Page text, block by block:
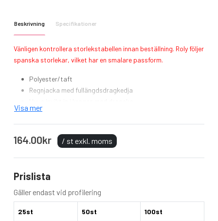
Beskrivning Specifikationer
Vänligen kontrollera storlekstabellen innan beställning. Roly följer
spanska storlekar, vilket har en smalare passform.
Polyester/taft
Regnjacka med fullängdsdragkedja
Två fickor med dragkedjor och klaff
Elastiska ärmslut
Nederkant med justerbar dragsko och reglage
Vindtät
Vattenavvisande
certifiering
Ytvikt i g/m² 170 g/m²
Sammansättning
100% polyester
Polybag
Visa mer
164.00kr / st exkl. moms
Prislista
Gäller endast vid profilering
25st 50st 100st